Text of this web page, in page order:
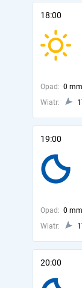
18:00
Opad: 0 mm
Wiatr:
19:00
Opad: 0 mm
Wiatr:
20:00